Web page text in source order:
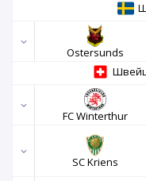
Ostersunds
FC Winterthur
SC Kriens